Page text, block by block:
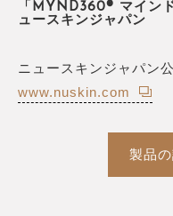
「MYND360® マイン
ュースキンジャパン
ニュースキンジャパン
www.nuskin.com
製品